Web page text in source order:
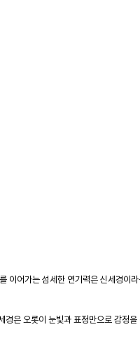
어가는 섬세한 연기력은 신세경이
은 오롯이 눈빛과 표정만으로 감정을